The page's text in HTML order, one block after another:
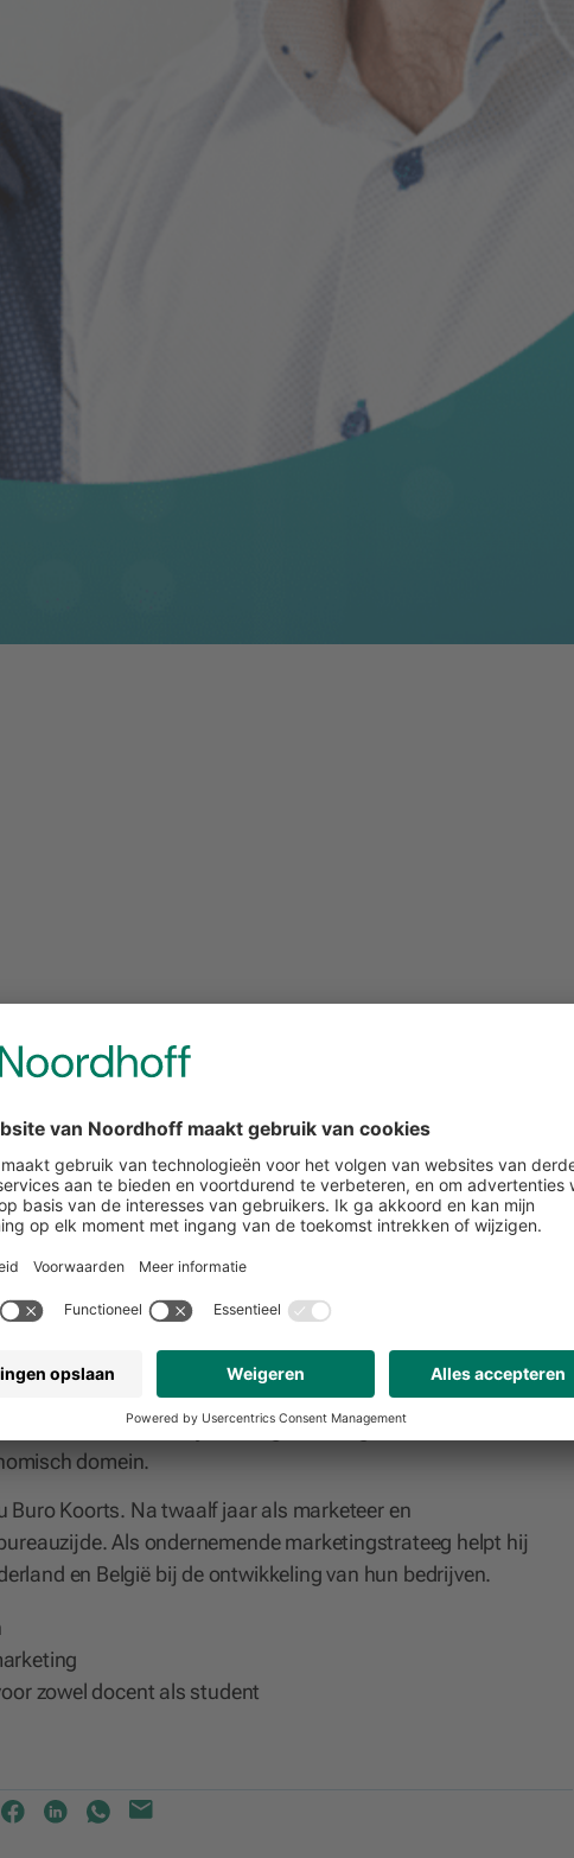
hebben grote invloed op de beroepspraktijk en
vraagt om (marketing-) professionals die een belangrijk
en handelen. In dit whitepaper geven ze uitleg over de
belang van creativiteit als skill en de plek van de docent, de
innovatie en heeft jarenlange ervaring in het ontwikkelen
domein.
Koorts. Na twaalf jaar als marketeer en
Als ondernemende marketingstrateeg helpt hij
en België bij de ontwikkeling van hun bedrijven.
zowel docent als student